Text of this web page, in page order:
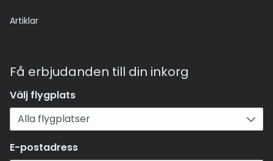
Artiklar
Få erbjudanden till din inkorg
Välj flygplats
E-postadress